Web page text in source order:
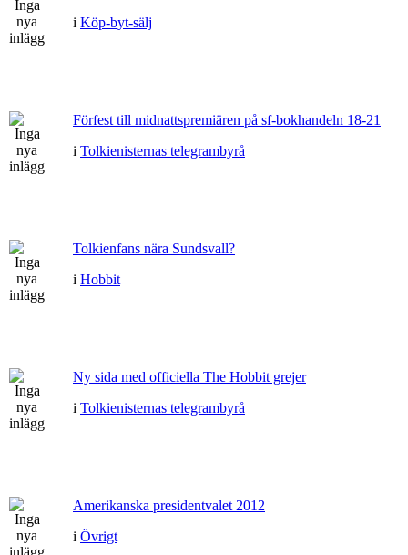
i Köp-byt-sälj
Förfest till midnattspremiären på sf-bokhandeln 18-21
i Tolkienisternas telegrambyrå
Tolkienfans nära Sundsvall?
i Hobbit
Ny sida med officiella The Hobbit grejer
i Tolkienisternas telegrambyrå
Amerikanska presidentvalet 2012
i Övrigt